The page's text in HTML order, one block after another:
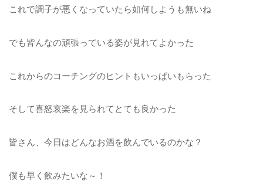
これで調子が悪くなっていたら如何しようも無いね
でも皆んなの頑張っている姿が見れてよかった
これからのコーチングのヒントもいっぱいもらった
そして喜怒哀楽を見られてとても良かった
皆さん、今日はどんなお酒を飲んでいるのかな？
僕も早く飲みたいな～！